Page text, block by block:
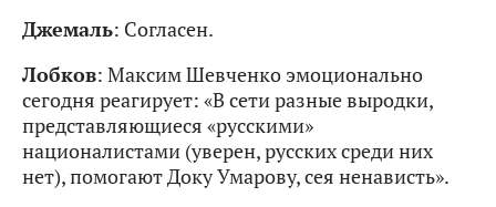
Джемаль: Согласен.
Лобков: Максим Шевченко эмоционально
сегодня реагирует: «В сети разные выродки,
представляющиеся «русскими»
националистами (уверен, русских среди них
нет), помогают Доку Умарову, сея ненависть».